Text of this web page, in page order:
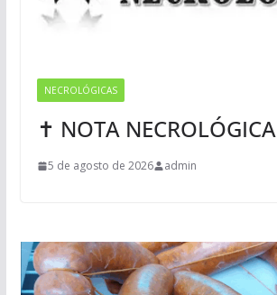
NECROLÓGICAS
✝ NOTA NECROLÓGICA
5 de agosto de 2026 admin